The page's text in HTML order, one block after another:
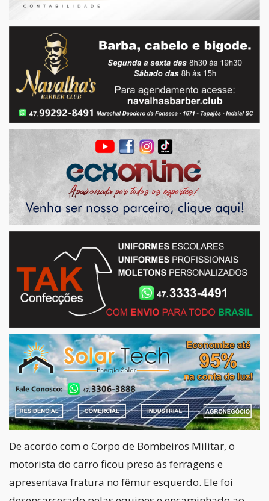
De acordo com o Corpo de Bombeiros Militar, o
motorista do carro ficou preso às ferragens e
apresentava fratura no fêmur esquerdo. Ele foi